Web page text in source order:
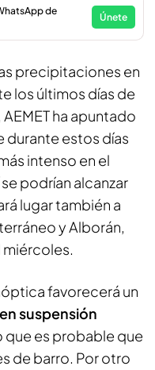
de
Únete
precipitaciones en
los últimos días de
ha apuntado
durante estos días
intenso en el
podrían alcanzar
lugar también a
y Alborán,
miércoles.
favorecerá un
suspensión
que es probable que
de barro. Por otro